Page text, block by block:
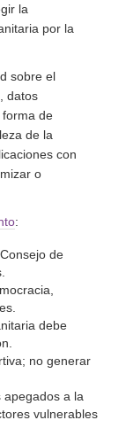
la
por la
sobre el
datos
forma de
de la
con
o
:
de
debe
no generar
apegados a la
vulnerables